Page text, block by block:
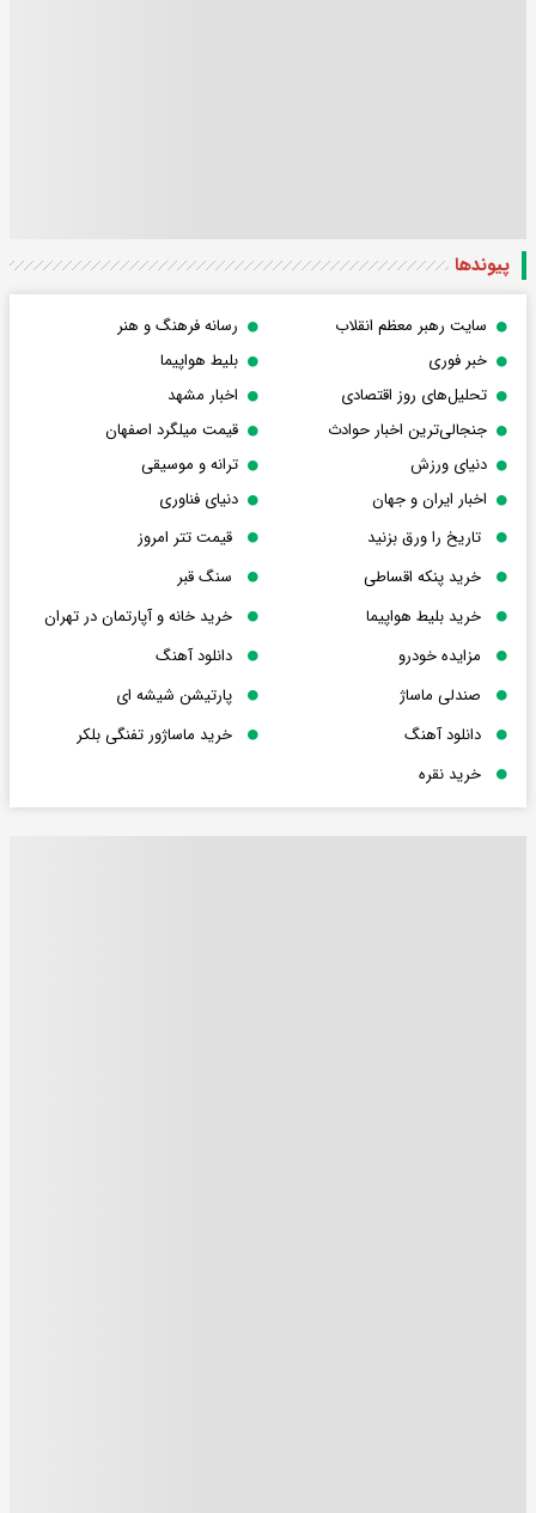
پیوندها
سایت رهبر معظم انقلاب
رسانه فرهنگ و هنر
خبر فوری
بلیط هواپیما
تحلیل‌های روز اقتصادی
اخبار مشهد
جنجالی‌ترین اخبار حوادث
قیمت میلگرد اصفهان
دنیای ورزش
ترانه و موسیقی
اخبار ایران و جهان
دنیای فناوری
تاریخ را ورق بزنید
قیمت تتر امروز
خرید پنکه اقساطی
سنگ قبر
خرید بلیط هواپیما
خرید خانه و آپارتمان در تهران
مزایده خودرو
دانلود آهنگ
صندلی ماساژ
پارتیشن شیشه ای
دانلود آهنگ
خرید ماساژور تفنگی بلکر
خرید نقره